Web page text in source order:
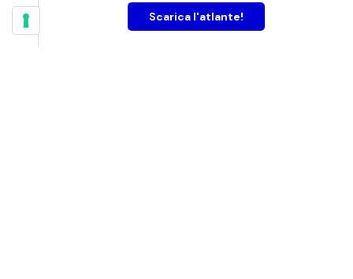
Scarica l'atlante!